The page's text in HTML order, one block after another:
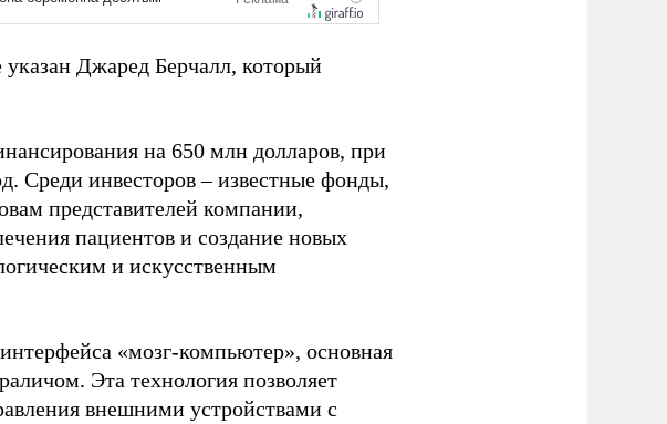
Джаред Берчалл, который
на 650 млн долларов, при
Среди инвесторов – известные фонды,
представителей компании,
пациентов и создание новых
и искусственным
«мозг-компьютер», основная
Эта технология позволяет
внешними устройствами с